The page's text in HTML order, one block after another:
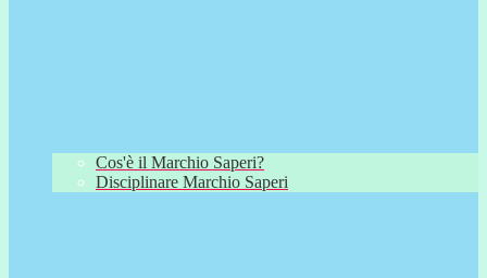
Cos'è il Marchio Saperi?
Disciplinare Marchio Saperi